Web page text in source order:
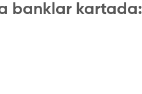
banklar kartada: